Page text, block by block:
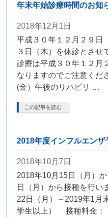
年末年始診療時間のお知
2018年12月1日
平成３０年１２月２９日
３日（木）を休診とさ
診療は平成３０年１２月
なりますのでご注意くだ
(金）午後のリハビリ …
この記事を読む
2018年度インフルエン
2018年10月7日
2018年10月15日（月）
日（月）から接種を行
22日（月）～2019年1
学生以上） 接種料金：